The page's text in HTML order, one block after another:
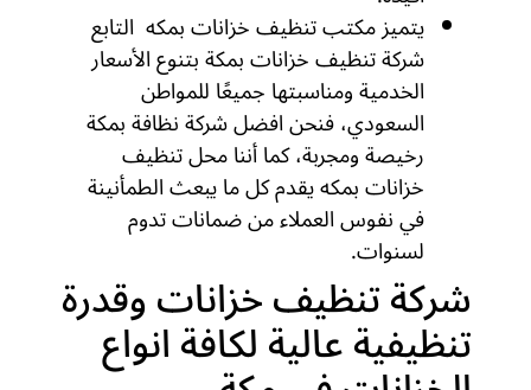
يتميز مكتب تنظيف خزانات بمكه التابع
شركة تنظيف خزانات بمكة بتنوع الأسعار
الخدمية ومناسبتها جميعًا للمواطن
السعودي، فنحن افضل شركة نظافة بمكة
رخيصة ومجربة، كما أننا محل تنظيف
خزانات بمكه يقدم كل ما يبعث الطمأنينة
في نفوس العملاء من ضمانات تدوم
لسنوات.
شركة تنظيف خزانات وقدرة
تنظيفية عالية لكافة انواع